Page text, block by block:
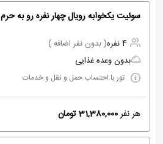
سوئیت یکخوابه رویال چهار نفره رو به حرم
4 نفره
( بدون نفر اضافه )
بدون وعده غذایی
تور با احتساب حمل و نقل و خدمات
هر نفر31,380,000 تومان